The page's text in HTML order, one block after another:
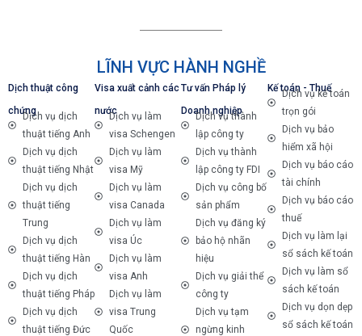
LĨNH VỰC HÀNH NGHỀ
Dịch thuật công
chứngDịch vụ dịch
thuật tiếng Anh
Dịch vụ dịch
thuật tiếng Nhật
Dịch vụ dịch
thuật tiếng
Trung
Dịch vụ dịch
thuật tiếng Hàn
Dịch vụ dịch
thuật tiếng Pháp
Dịch vụ dịch
thuật tiếng Đức
Visa xuất cảnh các
nướcDịch vụ làm
visa Schengen
Dịch vụ làm
visa Mỹ
Dịch vụ làm
visa Canada
Dịch vụ làm
visa Úc
Dịch vụ làm
visa Anh
Dịch vụ làm
visa Trung
Quốc
Tư vấn Pháp lý
Doanh nghiệp
Dịch vụ thành
lập công ty
Dịch vụ thành
lập công ty FDI
Dịch vụ công bố
sản phẩm
Dịch vụ đăng ký
bảo hộ nhãn
hiệu
Dịch vụ giải thể
công ty
Dịch vụ tạm
ngừng kinh
Kế toán - Thuế
Dịch vụ kế toán
trọn gói
Dịch vụ bảo
hiểm xã hội
Dịch vụ báo cáo
tài chính
Dịch vụ báo cáo
thuế
Dịch vụ làm lại
sổ sách kế toán
Dịch vụ làm sổ
sách kế toán
Dịch vụ dọn dẹp
sổ sách kế toán